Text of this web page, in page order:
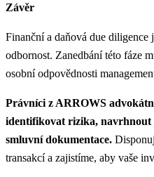
Závěr
Finanční a daňová due
odbornost. Zanedbání této fáze
osobní odpovědnosti
Právníci z ARROWS
identifikovat rizika, navrhnout
smluvní dokumentace.
transakcí a zajistíme, aby vaše